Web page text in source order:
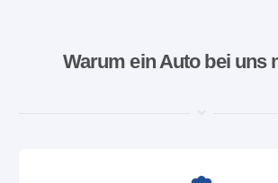
Warum ein Auto bei uns